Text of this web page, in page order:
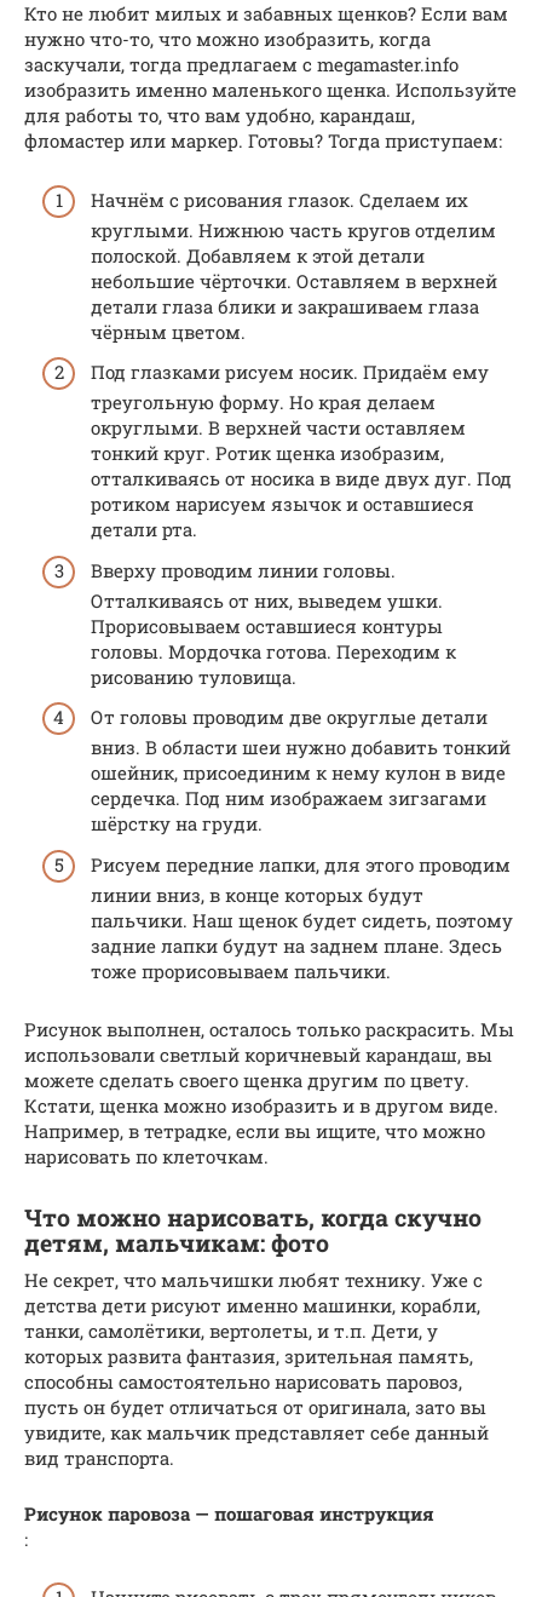
Кто не любит милых и забавных щенков? Если вам
нужно что-то, что можно изобразить, когда
заскучали, тогда предлагаем с megamaster.info
изобразить именно маленького щенка. Используйте
для работы то, что вам удобно, карандаш,
фломастер или маркер. Готовы? Тогда приступаем:
Начнём с рисования глазок. Сделаем их
круглыми. Нижнюю часть кругов отделим
полоской. Добавляем к этой детали
небольшие чёрточки. Оставляем в верхней
детали глаза блики и закрашиваем глаза
чёрным цветом.
Под глазками рисуем носик. Придаём ему
треугольную форму. Но края делаем
округлыми. В верхней части оставляем
тонкий круг. Ротик щенка изобразим,
отталкиваясь от носика в виде двух дуг. Под
ротиком нарисуем язычок и оставшиеся
детали рта.
Вверху проводим линии головы.
Отталкиваясь от них, выведем ушки.
Прорисовываем оставшиеся контуры
головы. Мордочка готова. Переходим к
рисованию туловища.
От головы проводим две округлые детали
вниз. В области шеи нужно добавить тонкий
ошейник, присоединим к нему кулон в виде
сердечка. Под ним изображаем зигзагами
шёрстку на груди.
Рисуем передние лапки, для этого проводим
линии вниз, в конце которых будут
пальчики. Наш щенок будет сидеть, поэтому
задние лапки будут на заднем плане. Здесь
тоже прорисовываем пальчики.
Рисунок выполнен, осталось только раскрасить. Мы
использовали светлый коричневый карандаш, вы
можете сделать своего щенка другим по цвету.
Кстати, щенка можно изобразить и в другом виде.
Например, в тетрадке, если вы ищите, что можно
нарисовать по клеточкам.
Что можно нарисовать, когда скучно
детям, мальчикам: фото
Не секрет, что мальчишки любят технику. Уже с
детства дети рисуют именно машинки, корабли,
танки, самолётики, вертолеты, и т.п. Дети, у
которых развита фантазия, зрительная память,
способны самостоятельно нарисовать паровоз,
пусть он будет отличаться от оригинала, зато вы
увидите, как мальчик представляет себе данный
вид транспорта.
Рисунок паровоза — пошаговая инструкция
: